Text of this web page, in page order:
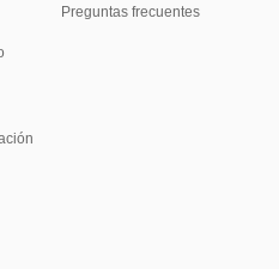
Preguntas frecuentes